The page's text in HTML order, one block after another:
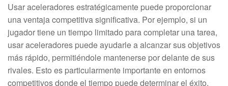
Usar aceleradores estratégicamente puede proporcionar
una ventaja competitiva significativa. Por ejemplo, si un
jugador tiene un tiempo limitado para completar una tarea,
usar aceleradores puede ayudarle a alcanzar sus objetivos
más rápido, permitiéndole mantenerse por delante de sus
rivales. Esto es particularmente importante en entornos
competitivos donde el tiempo puede determinar el éxito.